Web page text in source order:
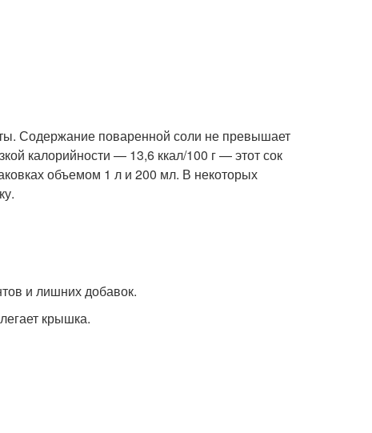
Содержание поваренной соли не превышает
калорийности — 13,6 ккал/100 г — этот сок
объемом 1 л и 200 мл. В некоторых
и лишних добавок.
крышка.